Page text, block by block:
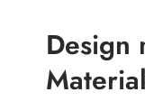
Design